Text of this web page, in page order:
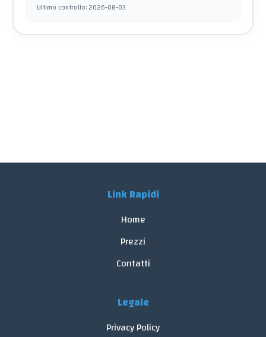
Ultimo controllo:2026-08-03
Link Rapidi
Home
Prezzi
Contatti
Legale
Privacy Policy